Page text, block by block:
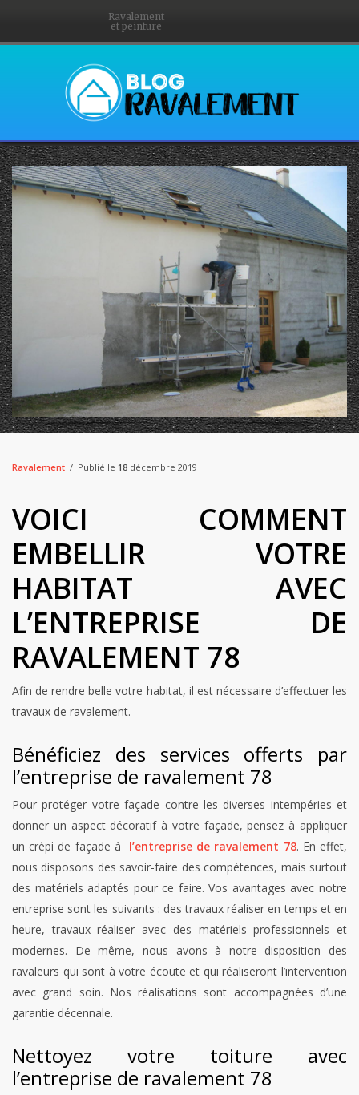
Ravalement
et peinture
Ravalement Publié le 18 décembre 2019
VOICI COMMENT
EMBELLIR VOTRE
HABITAT AVEC
L’ENTREPRISE DE
RAVALEMENT 78
Afin de rendre belle votre habitat, il est nécessaire d’effectuer les
travaux de ravalement.
Bénéficiez des services offerts par
l’entreprise de ravalement 78
Pour protéger votre façade contre les diverses intempéries et
donner un aspect décoratif à votre façade, pensez à appliquer
un crépi de façade à l’entreprise de ravalement 78. En effet,
nous disposons des savoir-faire des compétences, mais surtout
des matériels adaptés pour ce faire. Vos avantages avec notre
entreprise sont les suivants : des travaux réaliser en temps et en
heure, travaux réaliser avec des matériels professionnels et
modernes. De même, nous avons à notre disposition des
ravaleurs qui sont à votre écoute et qui réaliseront l’intervention
avec grand soin. Nos réalisations sont accompagnées d’une
garantie décennale.
Nettoyez votre toiture avec
l’entreprise de ravalement 78